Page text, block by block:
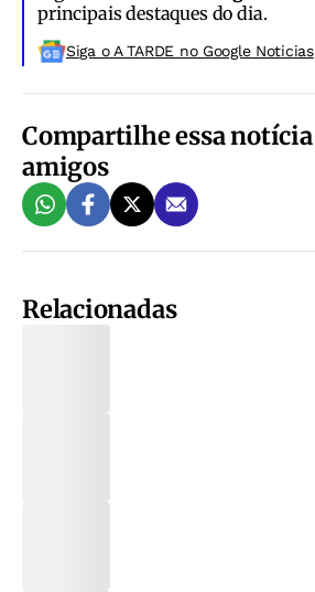
principais destaques do dia.
Siga o A TARDE no Google Noticias
Compartilhe essa notícia
amigos
Relacionadas